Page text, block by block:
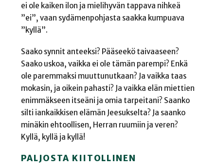
ei ole kaiken ilon ja mielihyvän tappava nihkeä
”ei”, vaan sydämenpohjasta saakka kumpuava
”kyllä”.
Saako synnit anteeksi? Pääseekö taivaaseen?
Saako uskoa, vaikka ei ole tämän parempi? Enkä
ole paremmaksi muuttunutkaan? Ja vaikka taas
mokasin, ja oikein pahasti? Ja vaikka elän miettien
enimmäkseen itseäni ja omia tarpeitani? Saanko
silti iankaikkisen elämän Jeesukselta? Ja saanko
minäkin ehtoollisen, Herran ruumiin ja veren?
Kyllä, kyllä ja kyllä!
PALJOSTA KIITOLLINEN